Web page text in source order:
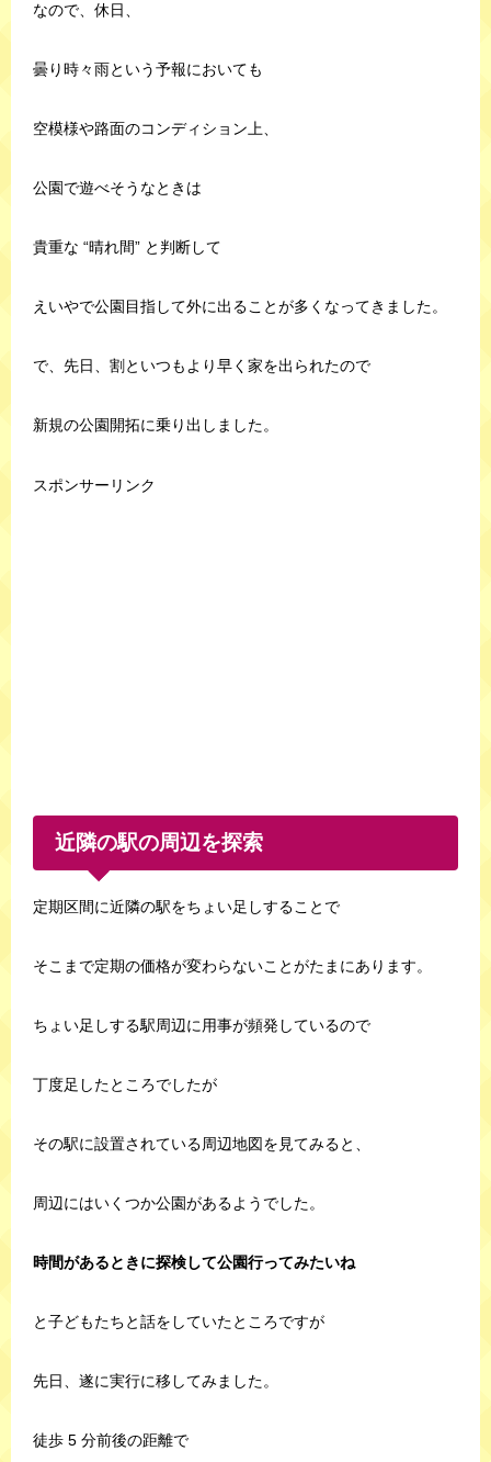
なので、休日、
曇り時々雨という予報においても
空模様や路面のコンディション上、
公園で遊べそうなときは
貴重な “晴れ間” と判断して
えいやで公園目指して外に出ることが多くなってきました。
で、先日、割といつもより早く家を出られたので
新規の公園開拓に乗り出しました。
スポンサーリンク
近隣の駅の周辺を探索
定期区間に近隣の駅をちょい足しすることで
そこまで定期の価格が変わらないことがたまにあります。
ちょい足しする駅周辺に用事が頻発しているので
丁度足したところでしたが
その駅に設置されている周辺地図を見てみると、
周辺にはいくつか公園があるようでした。
時間があるときに探検して公園行ってみたいね
と子どもたちと話をしていたところですが
先日、遂に実行に移してみました。
徒歩 5 分前後の距離で